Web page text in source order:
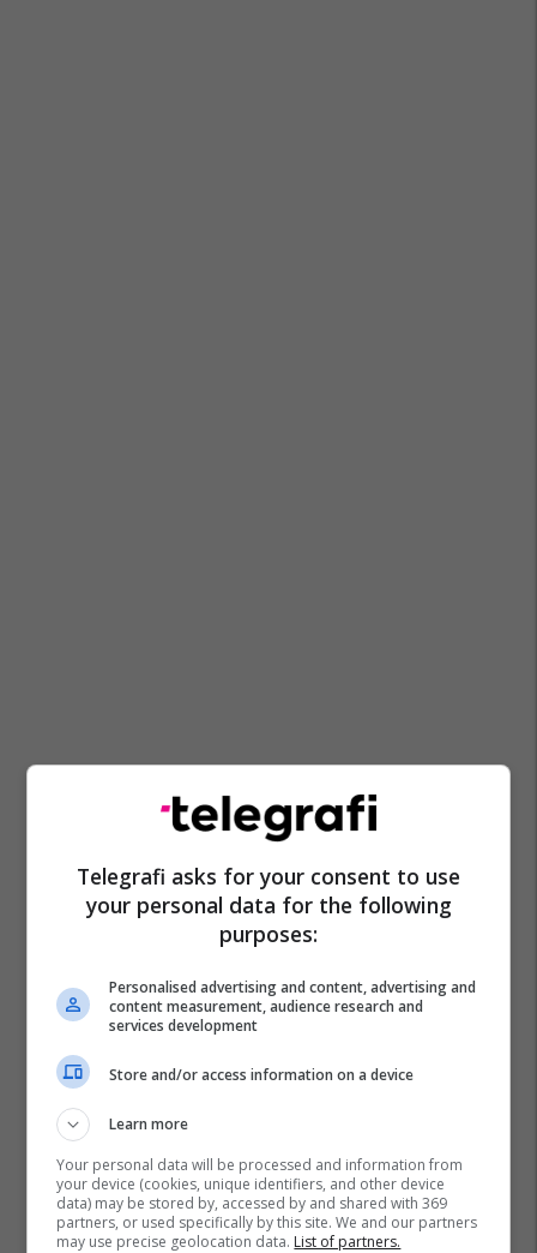
Telegrafi asks for your consent to use
your personal data for the following
purposes:
Personalised advertising and content, advertising and
content measurement, audience research and
services development
Store and/or access information on a device
Learn more
Your personal data will be processed and information from
your device (cookies, unique identifiers, and other device
data) may be stored by, accessed by and shared with 369
partners, or used specifically by this site. We and our partners
may use precise geolocation data. List of partners.